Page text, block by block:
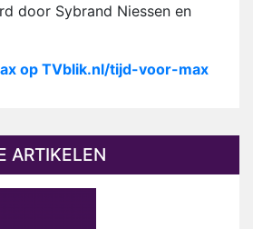
door Sybrand Niessen en
op TVblik.nl/tijd-voor-max
ARTIKELEN